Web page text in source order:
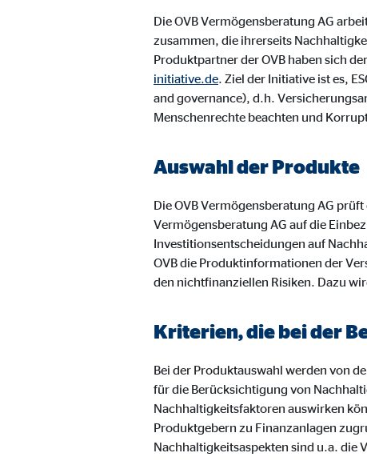
Die OVB Vermögensberatung AG
zusammen, die ihrerseits
Produktpartner der OVB haben sich
initiative.de. Ziel der Initiative ist es,
and governance), d.h.
Menschenrechte beachten und
Auswahl der Produkte
Die OVB Vermögensberatung AG
Vermögensberatung AG auf die
Investitionsentscheidungen auf
OVB die Produktinformationen der
den nichtfinanziellen Risiken. Dazu
Kriterien, die bei der
Bei der Produktauswahl werden von
für die Berücksichtigung von
Nachhaltigkeitsfaktoren auswirken
Produktgebern zu Finanzanlagen
Nachhaltigkeitsaspekten sind u.a. die
Cookie Laufzeit: 30